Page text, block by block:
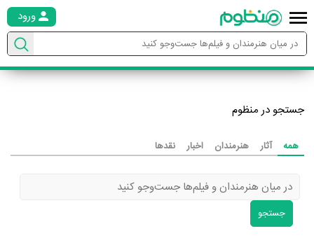
ورود
جستجو در منظوم
همه آثار هنرمندان اخبار نقدها
جستجو